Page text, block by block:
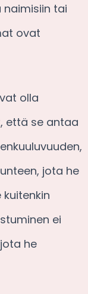
tai
ovat
olla
että se antaa
jota he
ei
he